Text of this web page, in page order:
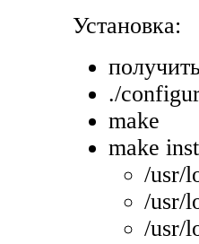
Установка:
./
make
make
/usr/
/usr/
/usr/